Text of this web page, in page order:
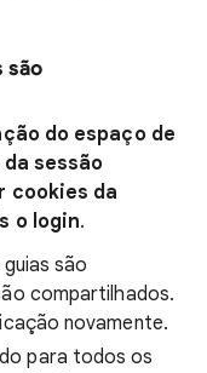
são
do espaço de
sessão
cookies da
o login.
são
compartilhados.
novamente.
para todos os